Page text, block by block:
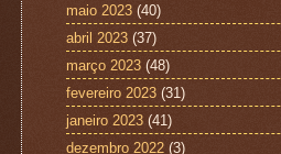
maio 2023 (40)
abril 2023 (37)
março 2023 (48)
fevereiro 2023 (31)
janeiro 2023 (41)
dezembro 2022 (3)